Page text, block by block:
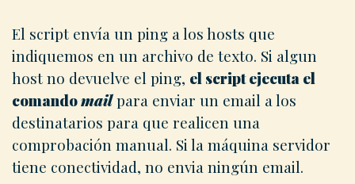
El script envía un ping a los hosts que
indiquemos en un archivo de texto. Si algun
host no devuelve el ping, el script ejecuta el
comandomailpara enviar un email a los
destinatarios para que realicen una
comprobación manual. Si la máquina servidor
tiene conectividad, no envia ningún email.